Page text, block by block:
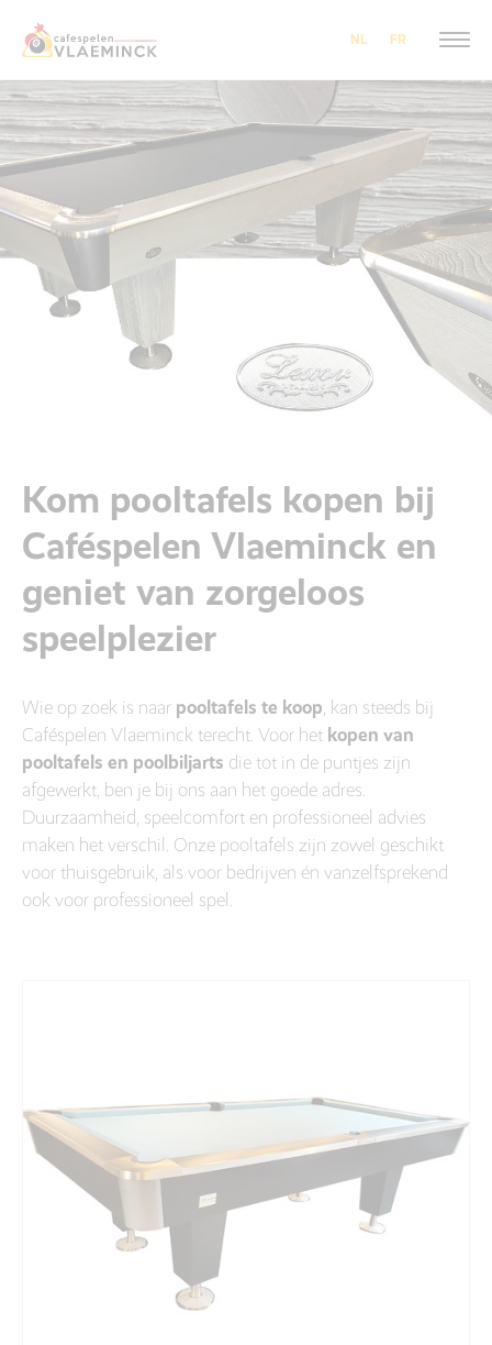
NL FR
Kom pooltafels kopen bij
Caféspelen Vlaeminck en
geniet van zorgeloos
speelplezier
Wie op zoek is naar pooltafels te koop, kan steeds bij
Caféspelen Vlaeminck terecht. Voor het kopen van
pooltafels en poolbiljarts die tot in de puntjes zijn
afgewerkt, ben je bij ons aan het goede adres.
Duurzaamheid, speelcomfort en professioneel advies
maken het verschil. Onze pooltafels zijn zowel geschikt
voor thuisgebruik, als voor bedrijven én vanzelfsprekend
ook voor professioneel spel.